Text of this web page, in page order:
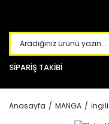
SİPARİŞ TAKİBİ
Anasayfa MANGA